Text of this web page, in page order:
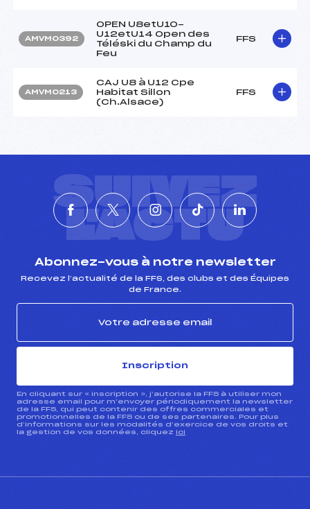
AMVM0392
OPEN U8etU10-
U12etU14 Open des
Téléski du Champ du
Feu
FFS
AMVM0213
CAJ U8 à U12 Cpe
Habitat Sillon
(Ch.Alsace)
FFS
SUIVEZ
L'ACTU
Abonnez-vous à notre newsletter
Recevez l’actualité de la FFS, des clubs et des Équipes
de France.
Inscription
En cliquant sur « inscription », j’autorise la FFS à utiliser mon
adresse email pour m’envoyer périodiquement la newsletter
de la FFS, qui peut contenir des offres commerciales et
promotionnelles de la FFS ou de ses partenaires. Pour plus
d’informations sur les modalités d’exercice de vos droits et
la gestion de vos données, cliquez ici